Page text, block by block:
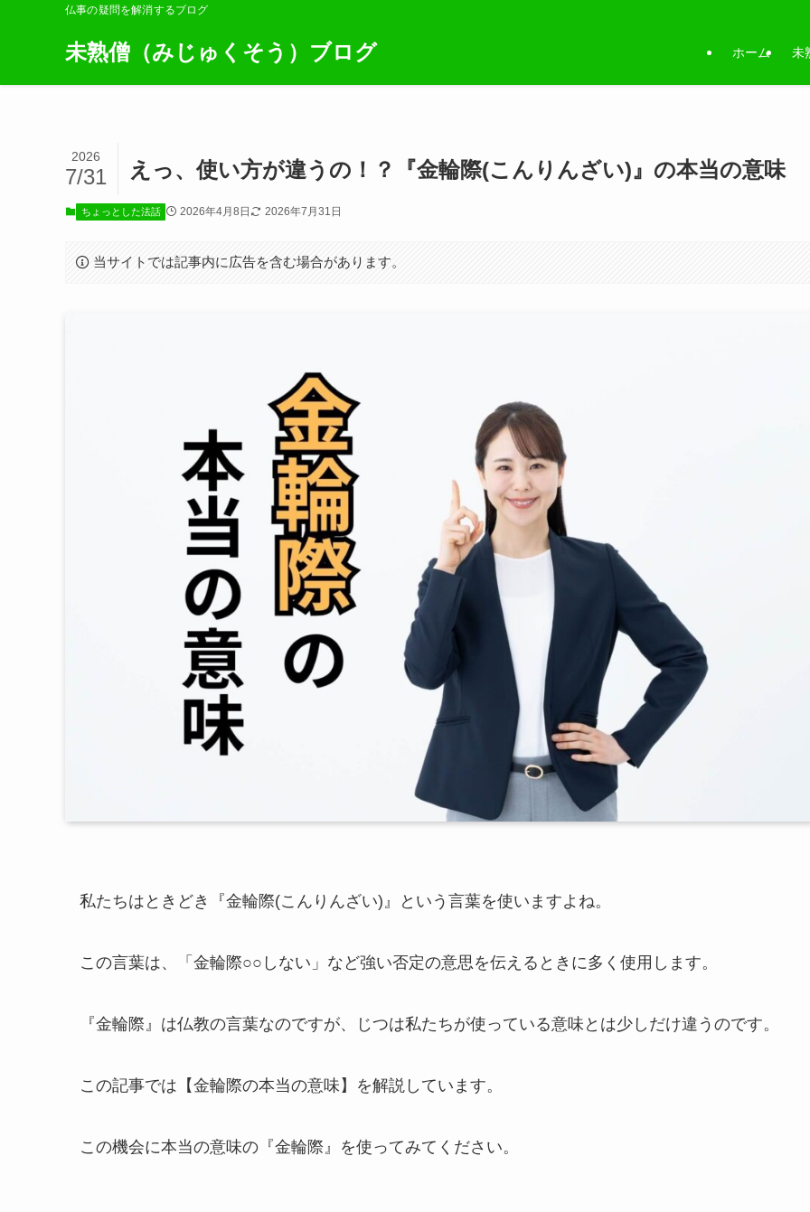
仏事の疑問を解消するブログ
未熟僧（みじゅくそう）ブログ ホーム 未
えっ、使い方が違うの！？『金輪際(こんりんざい)』の本当の意味
2026
7/31
ちょっとした法話 2026年4月8日 2026年7月31日
当サイトでは記事内に広告を含む場合があります。
私たちはときどき『金輪際(こんりんざい)』という言葉を使いますよね。
この言葉は、「金輪際○○しない」など強い否定の意思を伝えるときに多く使用します。
『金輪際』は仏教の言葉なのですが、じつは私たちが使っている意味とは少しだけ違うのです。
この記事では【金輪際の本当の意味】を解説しています。
この機会に本当の意味の『金輪際』を使ってみてください。